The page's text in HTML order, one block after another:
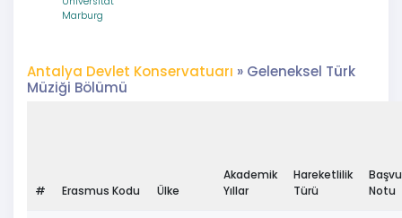
Marburg
Antalya Devlet Konservatuarı » Geleneksel Türk
Müziği Bölümü
# Erasmus Kodu Ülke
Akademik
Yıllar
Hareketlilik
Türü
Notu